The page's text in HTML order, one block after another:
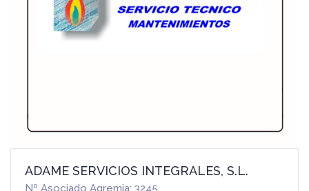
ADAME SERVICIOS INTEGRALES, S.L.
Nº Asociado Agremia: 3245